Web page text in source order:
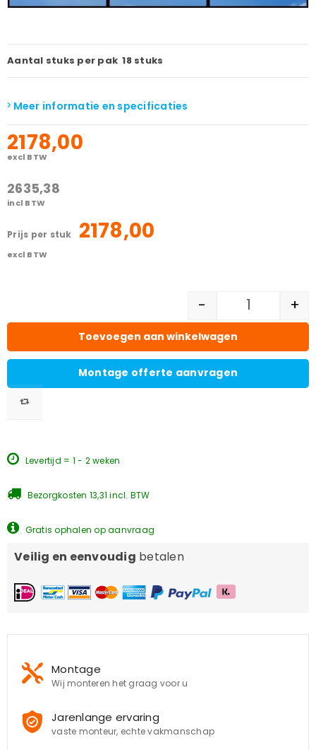
Aantal stuks per pak 18 stuks
Meer informatie en specificaties
2178,00
excl BTW
2635,38
incl BTW
prijs per stuk 2178,00
excl BTW
- +
Toevoegen aan winkelwagen
Montage offerte aanvragen
Levertijd = 1 - 2 weken
Bezorgkosten 13,31 incl. BTW
Gratis ophalen op aanvraag
Veilig en eenvoudig betalen
Montage
Wij monteren het graag voor u
Jarenlange ervaring
vaste monteur, echte vakmanschap